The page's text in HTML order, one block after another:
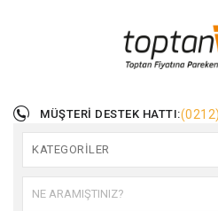
MÜŞTERI DESTEK HATTI:
KATEGORILER